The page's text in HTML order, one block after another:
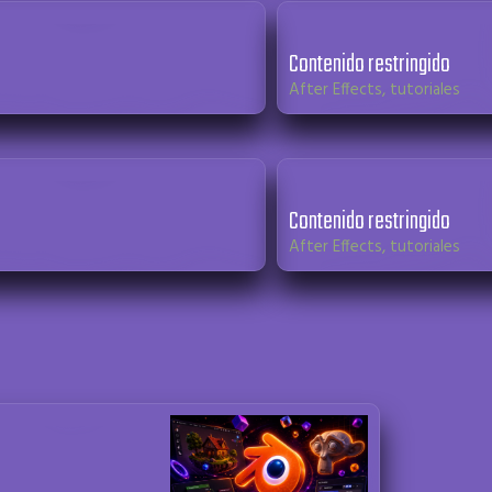
Contenido restringido
After Effects, tutoriales
Contenido restringido
After Effects, tutoriales